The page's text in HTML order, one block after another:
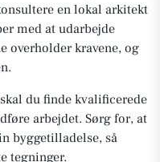
en lokal arkitekt
med at udarbejde
overholder kravene, og
du finde kvalificerede
arbejdet. Sørg for, at
byggetilladelse, så
tegninger.